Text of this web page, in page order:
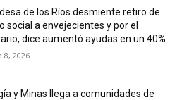
de los Ríos desmiente retiro de
social a envejecientes y por el
dice aumentó ayudas en un 40%
8, 2026
y Minas llega a comunidades de